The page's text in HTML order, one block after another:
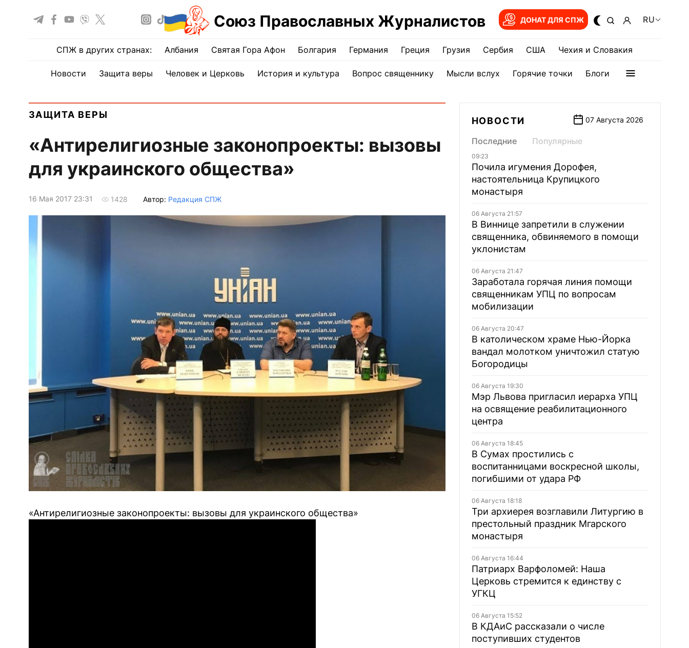
Союз Православных Журналистов ДОНАТ ДЛЯ СПЖ RU
СПЖ в других странах: Албания Святая Гора Афон Болгария Германия Греция Грузия Сербия США Чехия и Словакия
Новости Защита веры Человек и Церковь История и культура Вопрос священнику Мысли вслух Горячие точки Блоги
ЗАЩИТА ВЕРЫ
«Антирелигиозные законопроекты: вызовы
для украинского общества»
16 Мая 2017 23:31 1428 Автор: Редакция СПЖ
«Антирелигиозные законопроекты: вызовы для украинского общества»
НОВОСТИ 07 Августа 2026
Последние Популярные
09:23
Почила игумения Дорофея,
настоятельница Крупицкого
монастыря
06 Августа 21:57
В Виннице запретили в служении
священника, обвиняемого в помощи
уклонистам
06 Августа 21:47
Заработала горячая линия помощи
священникам УПЦ по вопросам
мобилизации
06 Августа 20:47
В католическом храме Нью-Йорка
вандал молотком уничтожил статую
Богородицы
06 Августа 19:30
Мэр Львова пригласил иерарха УПЦ
на освящение реабилитационного
центра
06 Августа 18:45
В Сумах простились с
воспитанницами воскресной школы,
погибшими от удара РФ
06 Августа 18:18
Три архиерея возглавили Литургию в
престольный праздник Мгарского
монастыря
06 Августа 16:44
Патриарх Варфоломей: Наша
Церковь стремится к единству с
УГКЦ
06 Августа 15:52
В КДАиС рассказали о числе
поступивших студентов